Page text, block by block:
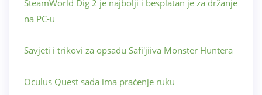
SteamWorld Dig 2 je najbolji i besplatan je za držanje
na PC-u
Savjeti i trikovi za opsadu Safi'jiiva Monster Huntera
Oculus Quest sada ima praćenje ruku